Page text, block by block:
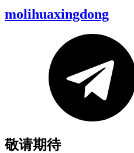
molihuaxingdong
敬请期待